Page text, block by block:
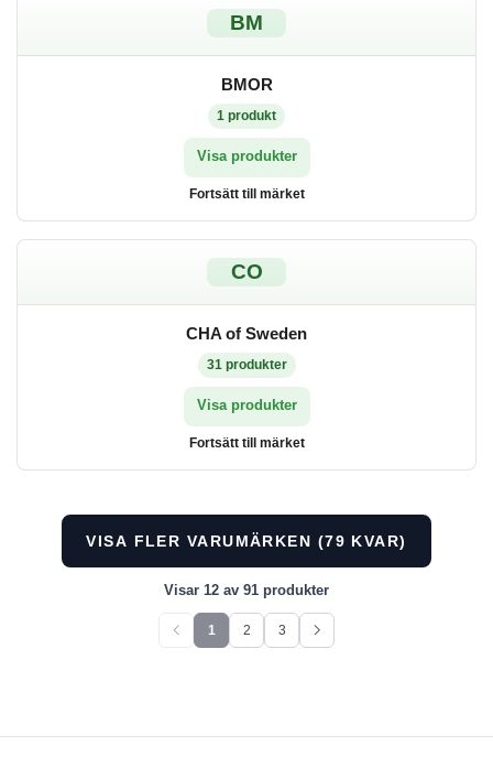
BM
BMOR
1 produkt
Visa produkter
Fortsätt till märket
CO
CHA of Sweden
31 produkter
Visa produkter
Fortsätt till märket
VISA FLER VARUMÄRKEN (79 KVAR)
Visar 12 av 91 produkter
Föregående sida
1 2
3
Nästa sida